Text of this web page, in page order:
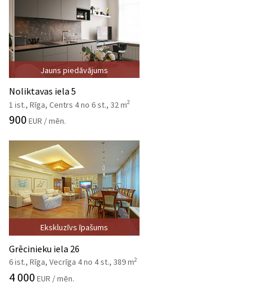
Jauns piedāvājums
Noliktavas iela 5
1 ist., Rīga, Centrs 4 no 6 st., 32 m2
900 EUR / mēn.
Ekskluzīvs īpašums
Grēcinieku iela 26
6 ist., Rīga, Vecrīga 4 no 4 st., 389 m2
4 000 EUR / mēn.